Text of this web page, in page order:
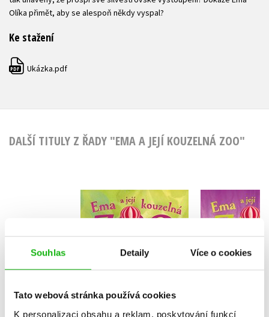
Souhlas Detaily Více o cookies
Tato webová stránka používá cookies
K personalizaci obsahu a reklam, poskytování funkcí
Olíka přimět, aby se alespoň někdy vyspal?
Ke stažení
PDF Ukázka.pdf
DALŠÍ TITULY Z ŘADY "EMA A JEJÍ KOUZELNÁ ZOO"
Ema a její kouzelná
zoo - Ostražitý
lenochod
Ema a její
zoo -
Amelia